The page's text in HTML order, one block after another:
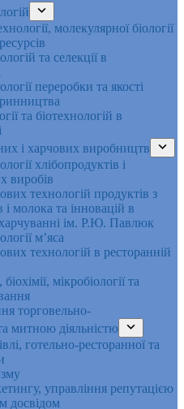
молекулярної біології
та селекції в
переробки та якості
та біотехнологій в
і харчових виробництв
хлібопродуктів і
виробів
технологій продуктів з
і молока та інновацій в
ім. Р.Ю. Павлюк
м’яса
технологій в ресторанній
мікробіології та
торговельно-
митною діяльністю
готельно-ресторанної та
управління репутацією
досвідом